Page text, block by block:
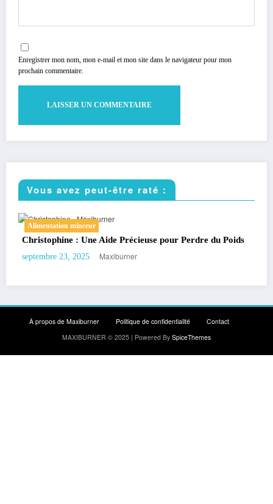
Enregistrer mon nom, mon e-mail et mon site dans le navigateur pour mon
prochain commentaire.
Vous avez peut-être raté :
pour Perdre du Poids Gym Suédoise : 15 Exercices pour
septembre 19, 2025
À propos de Maxiburner Politique de confidentialité
Contact
MAXIBURNER © 2025 | Powered By SpiceThemes